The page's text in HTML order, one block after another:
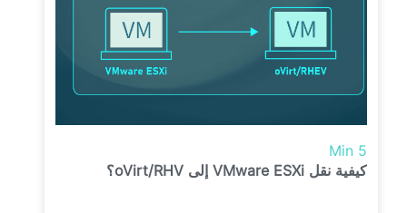
5 Min
كيفية نقل VMware ESXi إلى oVirt/RHV؟